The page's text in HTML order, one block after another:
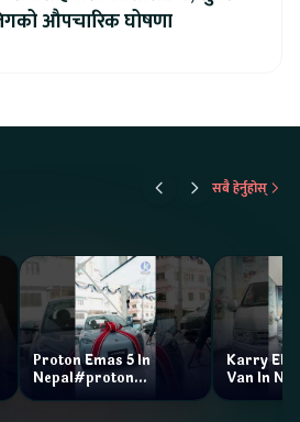
औपचारिक घोषणा
सबै हेर्नुहोस्
Proton Emas 5 In
Nepal#proton
Karry
Van In
Bazar II